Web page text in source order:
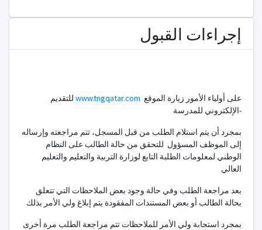
إجراءات القبول
www.tngqatar.com
الإلكتروني للمدرسة-
بمجرد أن يتم استلام الطلب من قبل المسجل، تتم مراجعته وإرساله
إلى الموظف المسؤول للتحقق من حالة الطالب على النظام
الوطني لمعلومات الطلبة التابع لوزارة التربية والتعليم والتعليم
العالي
بعد مراجعة الطلب وفي حالة وجود بعض الملاحظات التي تتعلق
بحالة الطالب أو بعض المستندات المفقودة يتم إبلاغ ولي الأمر بذلك
بمجرد استجابة ولي الأمر للملاحظات تتم مراجعة الطلب مرة أخرى